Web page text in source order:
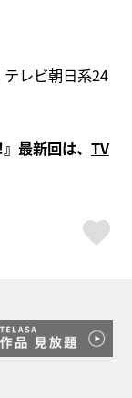
レビ朝日系24
最新回は、 TV